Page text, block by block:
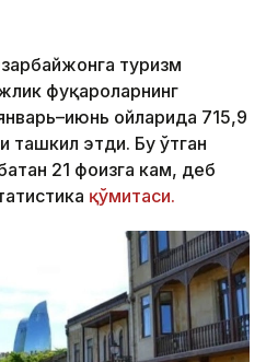
туризм
фуқароларнинг
ойларида 715,9
этди. Бу ўтган
21 фоизга кам, деб
қўмитаси.